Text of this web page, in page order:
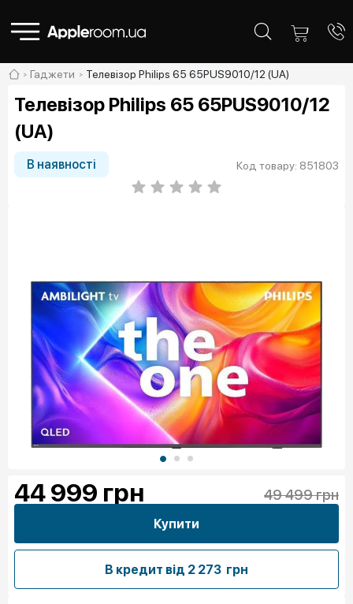
Гаджети Телевізор Philips 65 65PUS9010/12 (UA)
Телевізор Philips 65 65PUS9010/12
(UA)
В наявності Код товару: 851803
44 999 грн 49 499 грн
Купити
В кредит від 2 273 грн